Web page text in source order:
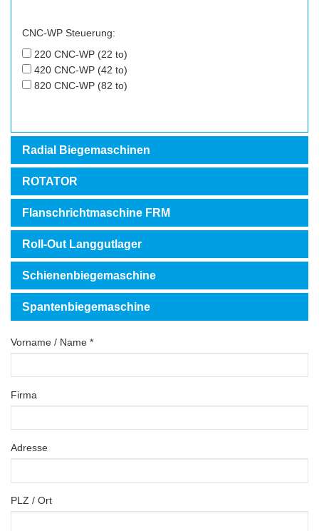
CNC-WP Steuerung:
220 CNC-WP (22 to)
420 CNC-WP (42 to)
820 CNC-WP (82 to)
Radial Biegemaschinen
ROTATOR
Flanschrichtmaschine FRM
Roll-Out Langgutlager
Schienenbiegemaschine
Spantenbiegemaschine
Vorname / Name *
Firma
Adresse
PLZ / Ort